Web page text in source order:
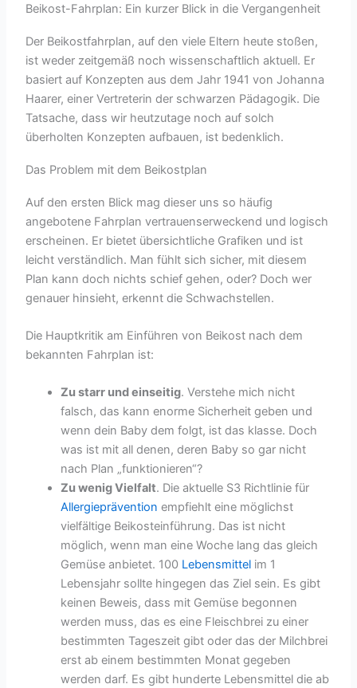
Beikost-Fahrplan: Ein kurzer Blick in die Vergangenheit
Der Beikostfahrplan, auf den viele Eltern heute stoßen,
ist weder zeitgemäß noch wissenschaftlich aktuell. Er
basiert auf Konzepten aus dem Jahr 1941 von Johanna
Haarer, einer Vertreterin der schwarzen Pädagogik. Die
Tatsache, dass wir heutzutage noch auf solch
überholten Konzepten aufbauen, ist bedenklich.
Das Problem mit dem Beikostplan
Auf den ersten Blick mag dieser uns so häufig
angebotene Fahrplan vertrauenserweckend und logisch
erscheinen. Er bietet übersichtliche Grafiken und ist
leicht verständlich. Man fühlt sich sicher, mit diesem
Plan kann doch nichts schief gehen, oder? Doch wer
genauer hinsieht, erkennt die Schwachstellen.
Die Hauptkritik am Einführen von Beikost nach dem
bekannten Fahrplan ist:
Zu starr und einseitig. Verstehe mich nicht
falsch, das kann enorme Sicherheit geben und
wenn dein Baby dem folgt, ist das klasse. Doch
was ist mit all denen, deren Baby so gar nicht
nach Plan „funktionieren“?
Zu wenig Vielfalt. Die aktuelle S3 Richtlinie für
Allergieprävention empfiehlt eine möglichst
vielfältige Beikosteinführung. Das ist nicht
möglich, wenn man eine Woche lang das gleich
Gemüse anbietet. 100 Lebensmittel im 1
Lebensjahr sollte hingegen das Ziel sein. Es gibt
keinen Beweis, dass mit Gemüse begonnen
werden muss, das es eine Fleischbrei zu einer
bestimmten Tageszeit gibt oder das der Milchbrei
erst ab einem bestimmten Monat gegeben
werden darf. Es gibt hunderte Lebensmittel die ab